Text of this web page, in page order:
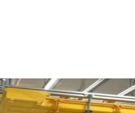
坡最佳性能的云服务器